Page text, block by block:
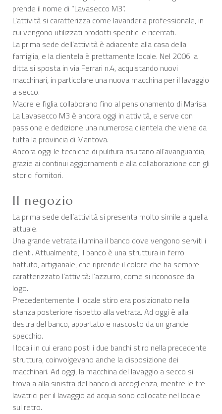
prende il nome di “Lavasecco M3”.
L’attività si caratterizza come lavanderia professionale, in
cui vengono utilizzati prodotti specifici e ricercati.
La prima sede dell’attività è adiacente alla casa della
famiglia, e la clientela è prettamente locale. Nel 2006 la
ditta si sposta in via Ferrari n.4, acquistando nuovi
macchinari, in particolare una nuova macchina per il lavaggio
a secco.
Madre e figlia collaborano fino al pensionamento di Marisa.
La Lavasecco M3 è ancora oggi in attività, e serve con
passione e dedizione una numerosa clientela che viene da
tutta la provincia di Mantova.
Ancora oggi le tecniche di pulitura risultano all’avanguardia,
grazie ai continui aggiornamenti e alla collaborazione con gli
storici fornitori.
Il negozio
La prima sede dell’attività si presenta molto simile a quella
attuale.
Una grande vetrata illumina il banco dove vengono serviti i
clienti. Attualmente, il banco è una struttura in ferro
battuto, artigianale, che riprende il colore che ha sempre
caratterizzato l’attività: l’azzurro, come si riconosce dal
logo.
Precedentemente il locale stiro era posizionato nella
stanza posteriore rispetto alla vetrata. Ad oggi è alla
destra del banco, appartato e nascosto da un grande
specchio.
I locali in cui erano posti i due banchi stiro nella precedente
struttura, coinvolgevano anche la disposizione dei
macchinari. Ad oggi, la macchina del lavaggio a secco si
trova a alla sinistra del banco di accoglienza, mentre le tre
lavatrici per il lavaggio ad acqua sono collocate nel locale
sul retro.